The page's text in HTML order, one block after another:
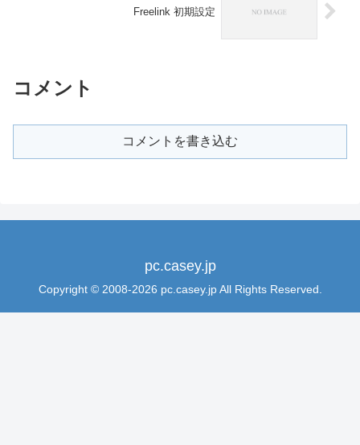
Freelink 初期設定
コメント
コメントを書き込む
pc.casey.jp
Copyright © 2008-2026 pc.casey.jp All Rights Reserved.